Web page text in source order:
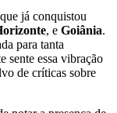
já conquistou
, e Goiânia.
para tanta
sente essa vibração
de críticas sobre